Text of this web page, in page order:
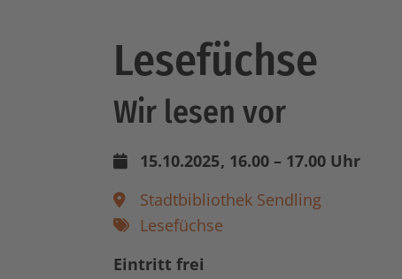
Lesefüchse
Wir lesen vor
15.10.2025, 16.00 – 17.00 Uhr
Stadtbibliothek Sendling
Lesefüchse
Eintritt frei